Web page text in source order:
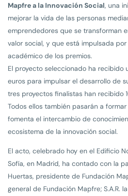
Mapfre a la Innovación Social, una
mejorar la vida de las personas
emprendedores que se transforman
valor social, y que está impulsada
académico de los premios.
El proyecto seleccionado ha recibido
euros para impulsar el desarrollo de
tres proyectos finalistas han recibido
Todos ellos también pasarán a
fomenta el intercambio de
ecosistema de la innovación social.
El acto, celebrado hoy en el Edificio
Sofía, en Madrid, ha contado con la
Huertas, presidente de Fundación
general de Fundación Mapfre; S.A.R.